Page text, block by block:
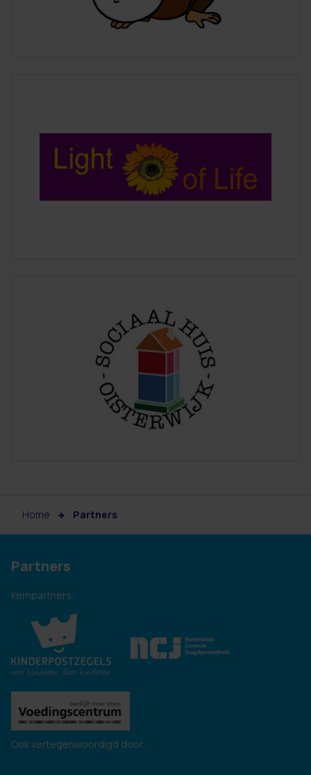
Home Partners
Partners
Kernpartners:
Ook vertegenwoordigd door: